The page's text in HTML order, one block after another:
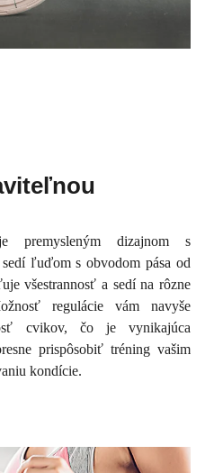
premysleným dizajnom s
ľuďom s obvodom pása od
všestrannosť a sedí na rôzne
regulácie vám navyše
cvikov, čo je vynikajúca
prispôsobiť tréning vašim
kondície.